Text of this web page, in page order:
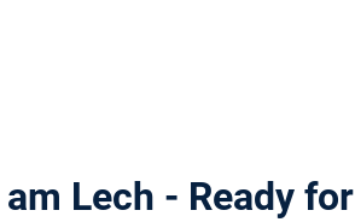
Lech - Ready for